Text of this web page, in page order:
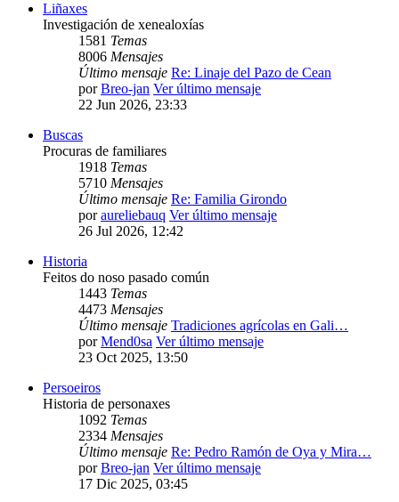
Liñaxes
Investigación de xenealoxías
1581 Temas
8006 Mensajes
Último mensaje Re: Linaje del Pazo de Cean
porBreo-jan Ver último mensaje
22 Jun 2026, 23:33
Buscas
Procuras de familiares
1918 Temas
5710 Mensajes
Último mensaje Re: Familia Girondo
poraureliebauq Ver último mensaje
26 Jul 2026, 12:42
Historia
Feitos do noso pasado común
1443 Temas
4473 Mensajes
Último mensaje Tradiciones agrícolas en Gali…
porMend0sa Ver último mensaje
23 Oct 2025, 13:50
Persoeiros
Historia de personaxes
1092 Temas
2334 Mensajes
Último mensaje Re: Pedro Ramón de Oya y Mira…
porBreo-jan Ver último mensaje
17 Dic 2025, 03:45